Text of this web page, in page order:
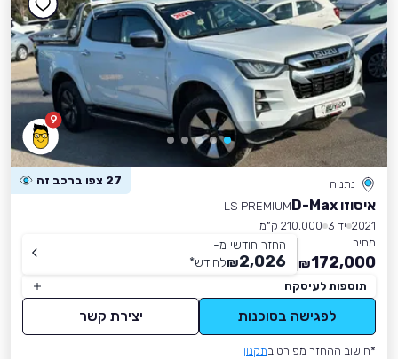
9
נתניה 27 צפו ברכב זה
איסוזו D-Max
LS PREMIUM
2021 יד 3
210,000 ק״מ
מחיר
172,000
₪
החזר חודשי מ-
2,026
₪לחודש*
תוספות לעיסקה
לפגישה בסוכנות יצירת קשר
*חישוב ההחזר מפורט בתקנון